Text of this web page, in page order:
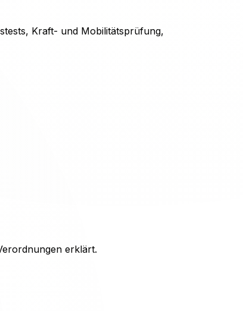
Kraft- und Mobilitätsprüfung,
erklärt.